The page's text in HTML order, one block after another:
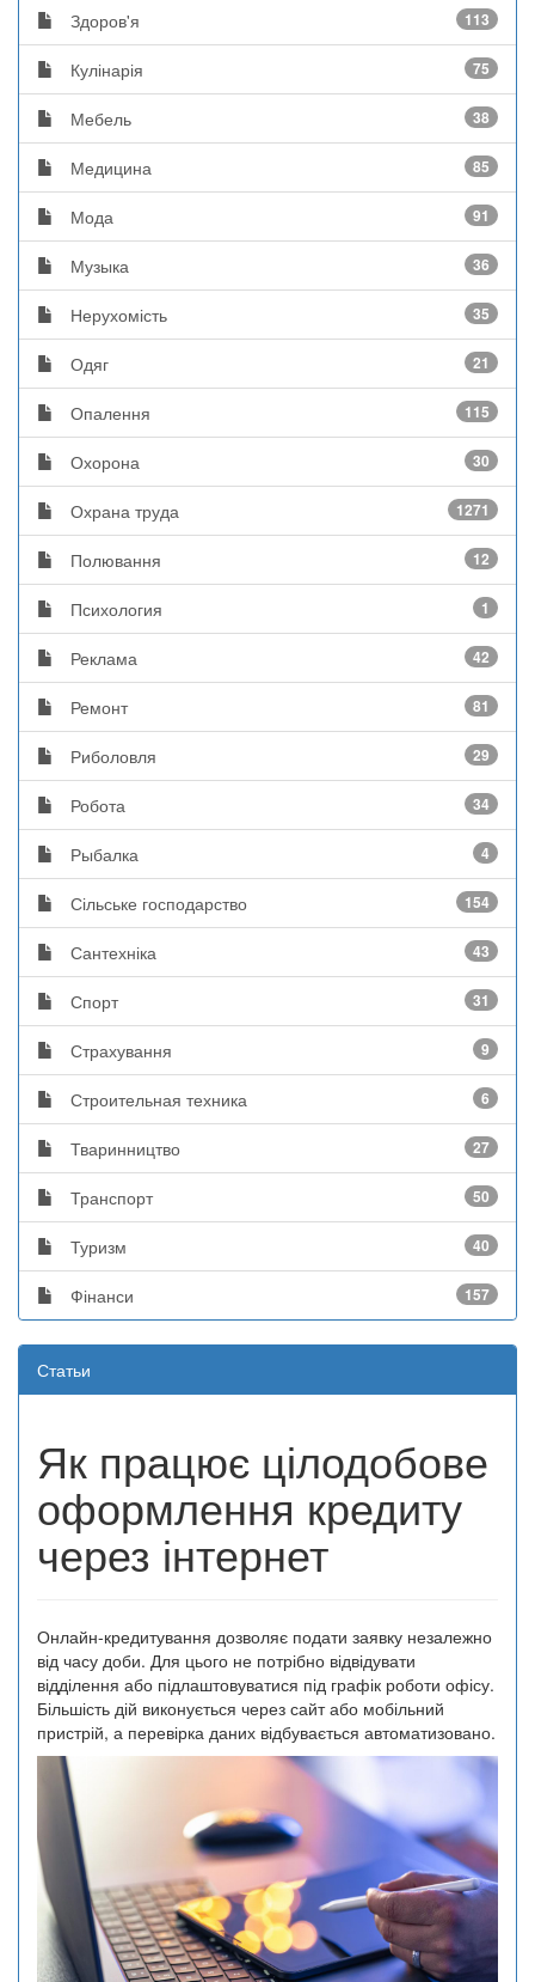
Здоров'я 113
Кулінарія 75
Мебель 38
Медицина 85
Мода 91
Музыка 36
Нерухомість 35
Одяг 21
Опалення 115
Охорона 30
Охрана труда 1271
Полювання 12
Психология 1
Реклама 42
Ремонт 81
Риболовля 29
Робота 34
Рыбалка 4
Сільське господарство 154
Сантехніка 43
Спорт 31
Страхування 9
Строительная техника 6
Тваринництво 27
Транспорт 50
Туризм 40
Фінанси 157
Статьи
Як працює цілодобове
оформлення кредиту
через інтернет
Онлайн-кредитування дозволяє подати заявку незалежно
від часу доби. Для цього не потрібно відвідувати
відділення або підлаштовуватися під графік роботи офісу.
Більшість дій виконується через сайт або мобільний
пристрій, а перевірка даних відбувається автоматизовано.